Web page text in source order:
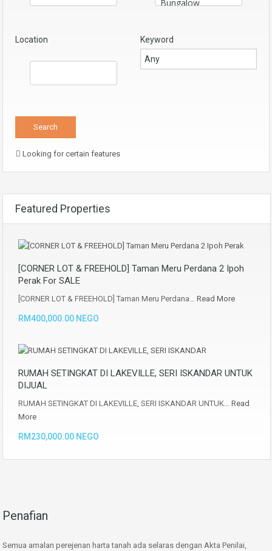
Location Keyword
Looking for certain features
Featured Properties
[CORNER LOT & FREEHOLD] Taman Meru Perdana 2 Ipoh
Perak For SALE
[CORNER LOT & FREEHOLD] Taman Meru Perdana… Read More
RM400,000.00 NEGO
RUMAH SETINGKAT DI LAKEVILLE, SERI ISKANDAR UNTUK
DIJUAL
RUMAH SETINGKAT DI LAKEVILLE, SERI ISKANDAR UNTUK… Read
More
RM230,000.00 NEGO
Penafian
Semua amalan perejenan harta tanah ada selaras dengan Akta Penilai,